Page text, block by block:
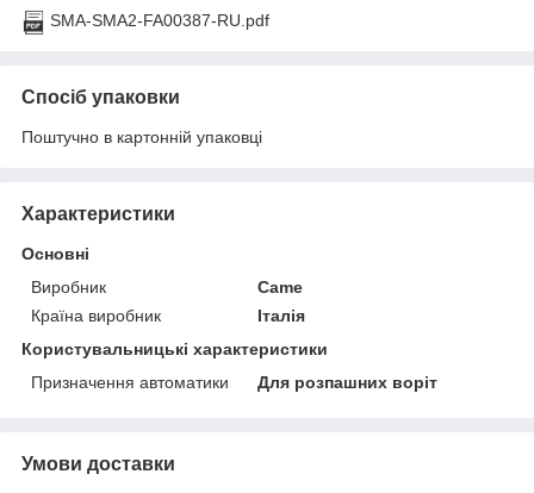
SMA-SMA2-FA00387-RU.pdf
Спосіб упаковки
Поштучно в картонній упаковці
Характеристики
Основні
Виробник
Came
Країна виробник
Італія
Користувальницькі характеристики
Призначення автоматики
Для розпашних воріт
Умови доставки